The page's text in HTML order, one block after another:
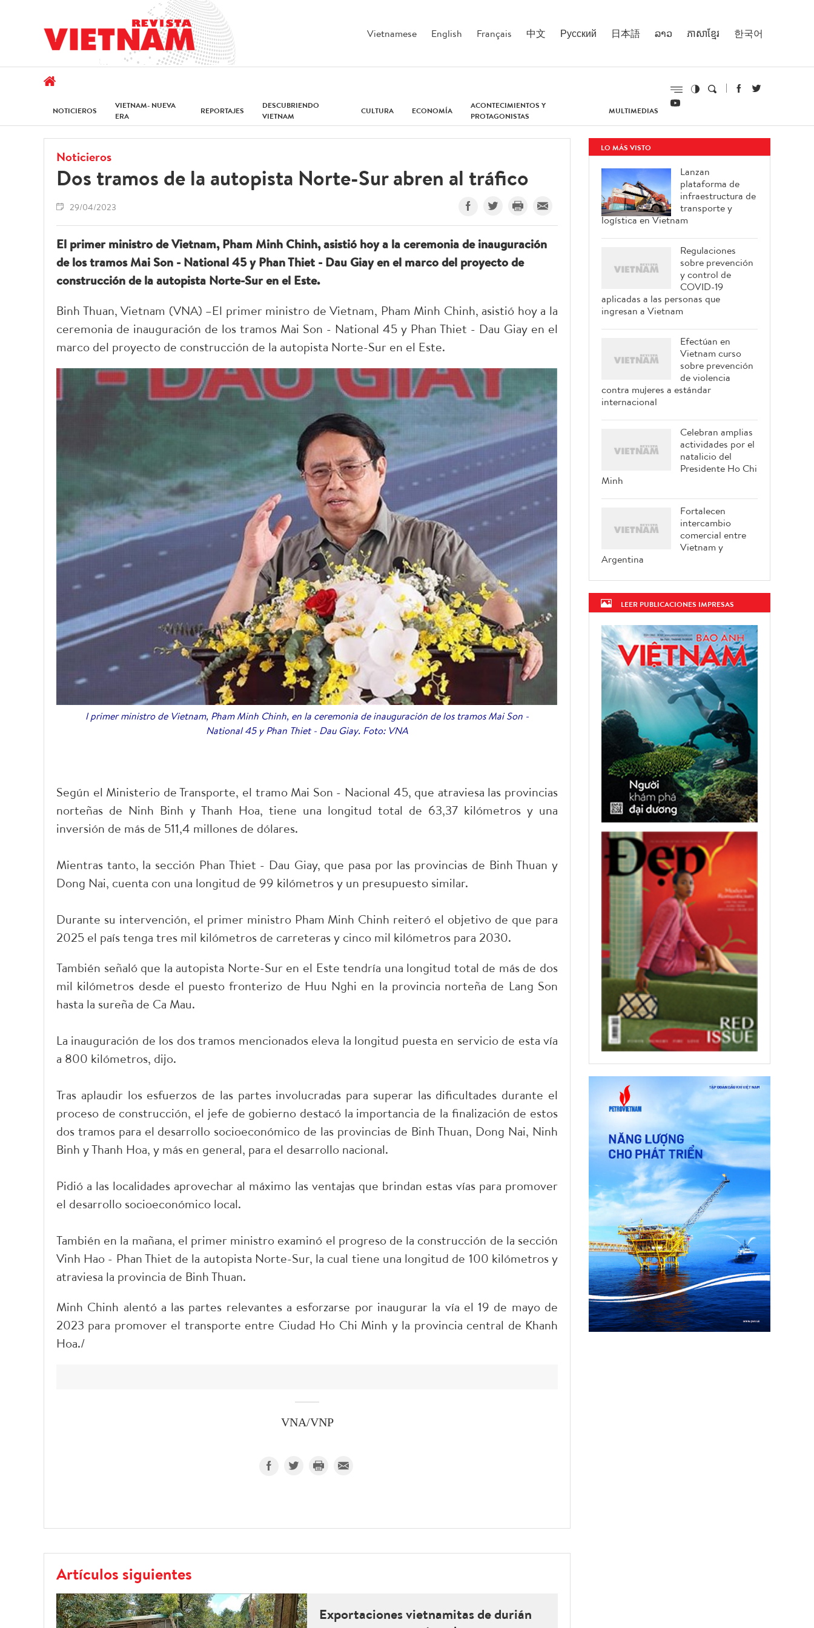
Vietnamese English Français 中文 Русский 日本語 ລາວ ភាសាខ្មែរ 한국어
NOTICIEROS
VIETNAM- NUEVA
ERA
REPORTAJES
DESCUBRIENDO
VIETNAM
CULTURA ECONOMÍA
ACONTECIMIENTOS Y
PROTAGONISTAS
MULTIMEDIAS
Noticieros
Dos tramos de la autopista Norte-Sur abren al tráfico
29/04/2023
El primer ministro de Vietnam, Pham Minh Chinh, asistió hoy a la ceremonia de inauguración
de los tramos Mai Son - National 45 y Phan Thiet - Dau Giay en el marco del proyecto de
construcción de la autopista Norte-Sur en el Este.
Binh Thuan, Vietnam (VNA) –El primer ministro de Vietnam, Pham Minh Chinh, asistió hoy a la
ceremonia de inauguración de los tramos Mai Son - National 45 y Phan Thiet - Dau Giay en el
marco del proyecto de construcción de la autopista Norte-Sur en el Este.
l primer ministro de Vietnam, Pham Minh Chinh, en la ceremonia de inauguración de los tramos Mai Son -
National 45 y Phan Thiet - Dau Giay. Foto: VNA
Según el Ministerio de Transporte, el tramo Mai Son - Nacional 45, que atraviesa las provincias
norteñas de Ninh Binh y Thanh Hoa, tiene una longitud total de 63,37 kilómetros y una
inversión de más de 511,4 millones de dólares.
Mientras tanto, la sección Phan Thiet - Dau Giay, que pasa por las provincias de Binh Thuan y
Dong Nai, cuenta con una longitud de 99 kilómetros y un presupuesto similar.
Durante su intervención, el primer ministro Pham Minh Chinh reiteró el objetivo de que para
2025 el país tenga tres mil kilómetros de carreteras y cinco mil kilómetros para 2030.
También señaló que la autopista Norte-Sur en el Este tendría una longitud total de más de dos
mil kilómetros desde el puesto fronterizo de Huu Nghi en la provincia norteña de Lang Son
hasta la sureña de Ca Mau.
La inauguración de los dos tramos mencionados eleva la longitud puesta en servicio de esta vía
a 800 kilómetros, dijo.
Tras aplaudir los esfuerzos de las partes involucradas para superar las dificultades durante el
proceso de construcción, el jefe de gobierno destacó la importancia de la finalización de estos
dos tramos para el desarrollo socioeconómico de las provincias de Binh Thuan, Dong Nai, Ninh
Binh y Thanh Hoa, y más en general, para el desarrollo nacional.
Pidió a las localidades aprovechar al máximo las ventajas que brindan estas vías para promover
el desarrollo socioeconómico local.
También en la mañana, el primer ministro examinó el progreso de la construcción de la sección
Vinh Hao - Phan Thiet de la autopista Norte-Sur, la cual tiene una longitud de 100 kilómetros y
atraviesa la provincia de Binh Thuan.
Minh Chinh alentó a las partes relevantes a esforzarse por inaugurar la vía el 19 de mayo de
2023 para promover el transporte entre Ciudad Ho Chi Minh y la provincia central de Khanh
Hoa./
VNA/VNP
Artículos siguientes
Exportaciones vietnamitas de durián
LO MÁS VISTO
Lanzan
plataforma de
infraestructura de
transporte y
logística en Vietnam
Regulaciones
sobre prevención
y control de
COVID-19
aplicadas a las personas que
ingresan a Vietnam
Efectúan en
Vietnam curso
sobre prevención
de violencia
contra mujeres a estándar
internacional
Celebran amplias
actividades por el
natalicio del
Presidente Ho Chi
Minh
Fortalecen
intercambio
comercial entre
Vietnam y
Argentina
LEER PUBLICACIONES IMPRESAS